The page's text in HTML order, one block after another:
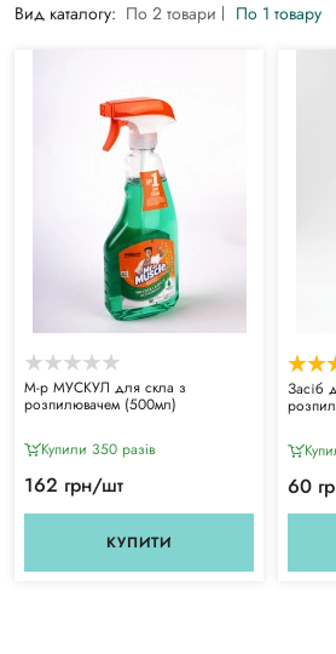
Вид каталогу: По 2 товари По 1 товару
М-р МУСКУЛ для скла з
розпилювачем (500мл)
Купили 350 разiв
162 грн/шт
КУПИТИ
Засіб
60